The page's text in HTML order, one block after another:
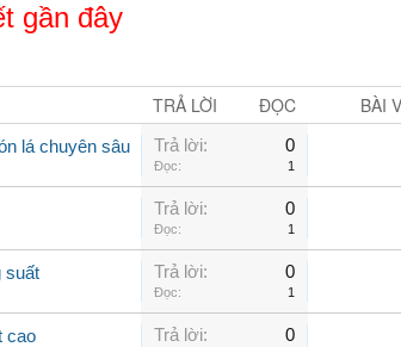
gần đây
TRẢ LỜI ĐỌC BÀI
lá chuyên sâu Trả lời: 0
Đọc: 1
Trả lời: 0
Đọc: 1
suất Trả lời: 0
Đọc: 1
cao Trả lời: 0